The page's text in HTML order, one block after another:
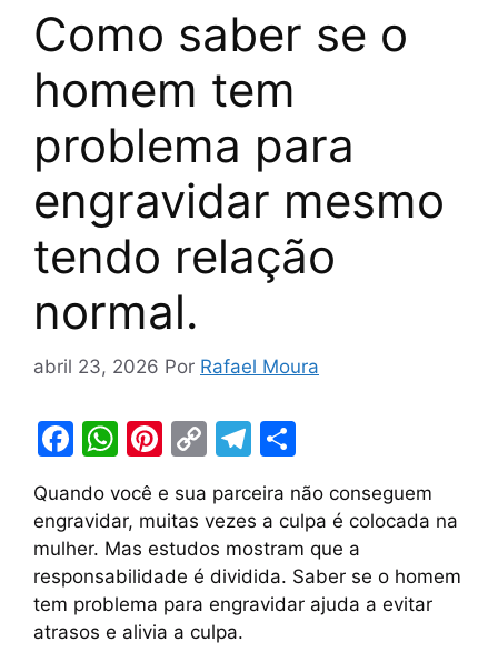
Como saber se o
homem tem
problema para
engravidar mesmo
tendo relação
normal.
abril 23, 2026 Por Rafael Moura
F
a
c
e
b
o
W
at
s
A
p
Pi
er
e
st
C
p
y
Li
n
T
el
e
gr
a
m
h
ar
e
Quando você e sua parceira não conseguem
engravidar, muitas vezes a culpa é colocada na
mulher. Mas estudos mostram que a
responsabilidade é dividida. Saber se o homem
tem problema para engravidar ajuda a evitar
atrasos e alivia a culpa.